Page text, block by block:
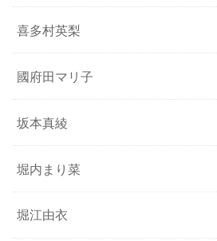
喜多村英梨
國府田マリ子
坂本真綾
堀内まり菜
堀江由衣